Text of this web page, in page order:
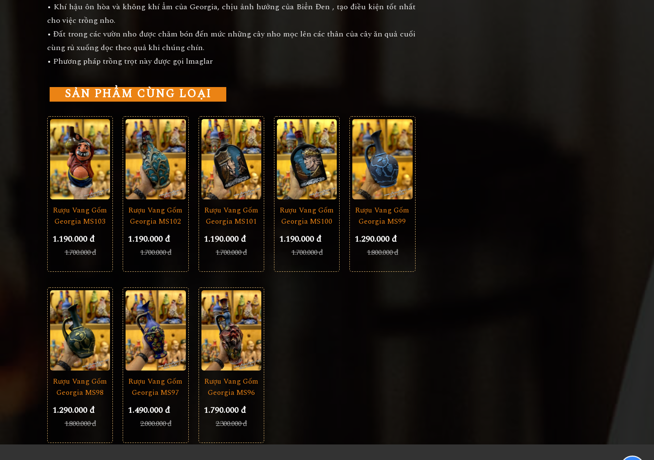
• Khí hậu ôn hòa và không khí ẩm của Georgia, chịu ảnh hưởng của Biển Đen , tạo điều kiện tốt nhất
cho việc trồng nho.
• Đất trong các vườn nho được chăm bón đến mức những cây nho mọc lên các thân của cây ăn quả cuối
cùng rủ xuống dọc theo quả khi chúng chín.
• Phương pháp trồng trọt này được gọi lmaglar
SẢN PHẨM CÙNG LOẠI
Rượu Vang Gốm
Georgia MS103
1.190.000 đ
1.700.000 đ
Rượu Vang Gốm
Georgia MS102
1.190.000 đ
1.700.000 đ
Rượu Vang Gốm
Georgia MS101
1.190.000 đ
1.700.000 đ
Rượu Vang Gốm
Georgia MS100
1.190.000 đ
1.700.000 đ
Rượu Vang Gốm
Georgia MS99
1.290.000 đ
1.800.000 đ
Rượu Vang Gốm
Georgia MS98
1.290.000 đ
1.800.000 đ
Rượu Vang Gốm
Georgia MS97
1.490.000 đ
2.000.000 đ
Rượu Vang Gốm
Georgia MS96
1.790.000 đ
2.300.000 đ